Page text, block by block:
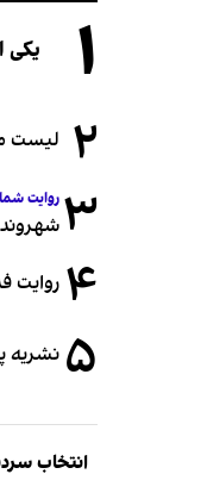
۱ یکی
۲ لیست ممنوعه
۳ روایت شما
۴ روایت
۵ نشریه
انتخاب